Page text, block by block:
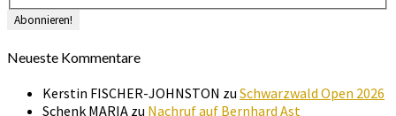
Neueste Kommentare
Kerstin FISCHER-JOHNSTON zu Schwarzwald Open 2026
Schenk MARIA zu Nachruf auf Bernhard Ast